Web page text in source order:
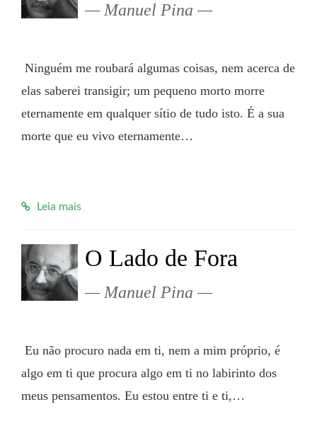
Manuel Pina
elas saberei transigir; um pequeno morto morre
eternamente em qualquer sítio de tudo isto. É a sua
morte que eu vivo eternamente…
Leia mais
O Lado de Fora
Manuel Pina
algo em ti que procura algo em ti no labirinto dos
meus pensamentos. Eu estou entre ti e ti,…